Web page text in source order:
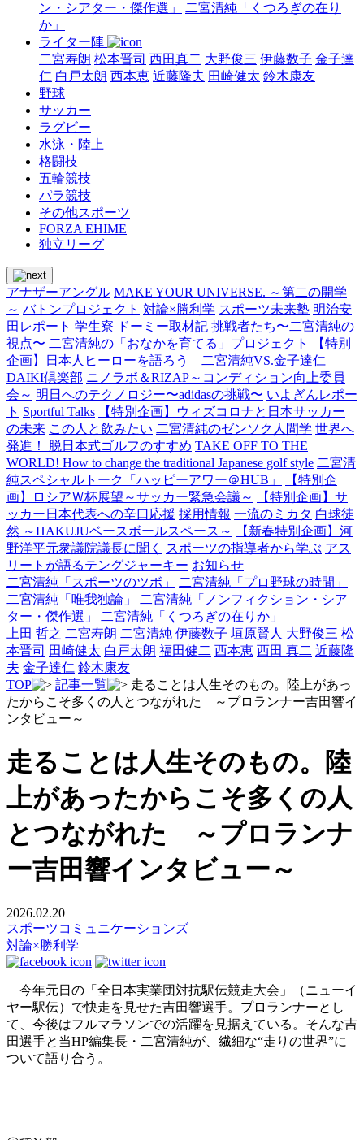
ン・シアター・傑作選」
二宮清純「くつろぎの在り
か」
ライター陣
二宮寿朗 松本晋司 西田真二 大野俊三 伊藤数子 金子達
仁 白戸太朗 西本恵 近藤隆夫 田崎健太 鈴木康友
野球
サッカー
ラグビー
水泳・陸上
格闘技
五輪競技
パラ競技
その他スポーツ
FORZA EHIME
独立リーグ
アナザーアングル MAKE YOUR UNIVERSE. ～第二の開学
～ バトンプロジェクト 対論×勝利学 スポーツ未来塾 明治安
田レポート 学生寮 ドーミー取材記 挑戦者たち〜二宮清純の
視点〜 二宮清純の「おなかを育てる」プロジェクト
【特別
企画】日本人ヒーローを語ろう 二宮清純VS.金子達仁
DAIKI倶楽部 ニノラボ＆RIZAP～コンディション向上委員
会～ 明日へのテクノロジー〜adidasの挑戦〜 いよぎんレポー
ト Sportful Talks
【特別企画】ウィズコロナと日本サッカー
の未来 この人と飲みたい 二宮清純のゼンソク人間学 世界へ
発進！ 脱日本式ゴルフのすすめ TAKE OFF TO THE
WORLD! How to change the traditional Japanese golf style 二宮清
純スペシャルトーク「ハッピーアワー＠HUB」
【特別企
画】ロシアＷ杯展望～サッカー緊急会議～
【特別企画】サ
ッカー日本代表への辛口応援 採用情報 一流のミカタ 白球徒
然 ～HAKUJUベースボールスペース～
【新春特別企画】河
野洋平元衆議院議長に聞く
スポーツの指導者から学ぶ アス
リートが語るテングジャーキー お知らせ
二宮清純「スポーツのツボ」
二宮清純「プロ野球の時間」
二宮清純「唯我独論」
二宮清純「ノンフィクション・シア
ター・傑作選」
二宮清純「くつろぎの在りか」
上田 哲之 二宮寿朗 二宮清純 伊藤数子 垣原賢人 大野俊三 松
本晋司 田崎健太 白戸太朗 福田健二 西本恵 西田 真二 近藤隆
夫 金子達仁 鈴木康友
TOP
記事一覧
走ることは人生そのもの。陸上があっ
たからこそ多くの人とつながれた ～プロランナー吉田響イ
ンタビュー～
走ることは人生そのもの。陸
上があったからこそ多くの人
とつながれた ～プロランナ
ー吉田響インタビュー～
2026.02.20
スポーツコミュニケーションズ
対論×勝利学
今年元日の「全日本実業団対抗駅伝競走大会」（ニューイ
ヤー駅伝）で快走を見せた吉田響選手。プロランナーとし
て、今後はフルマラソンでの活躍を見据えている。そんな吉
田選手と当HP編集長・二宮清純が、繊細な“走りの世界”に
ついて語り合う。